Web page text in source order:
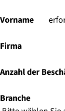
Vorname (
Firma
Anzahl der
Branche